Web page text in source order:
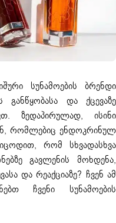
სუნამოების ბრენდი
და ქცევაზე
ზედაპირულად, ისინი
რომლებიც ენდოკრინულ
რომ სხვადასხვა
გავლენის მოხდენა,
და რეაქციაზე? ჩვენ ამ
ჩვენი სუნამოების